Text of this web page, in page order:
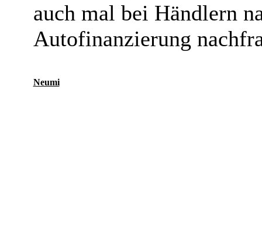
auch mal bei Händlern
Autofinanzierung
Neumi